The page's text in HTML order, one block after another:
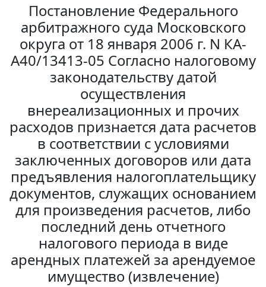
Постановление Федерального
арбитражного суда Московского
округа от 18 января 2006 г. N КА-
А40/13413-05 Согласно налоговому
законодательству датой
осуществления
внереализационных и прочих
расходов признается дата расчетов
в соответствии с условиями
заключенных договоров или дата
предъявления налогоплательщику
документов, служащих основанием
для произведения расчетов, либо
последний день отчетного
налогового периода в виде
арендных платежей за арендуемое
имущество (извлечение)